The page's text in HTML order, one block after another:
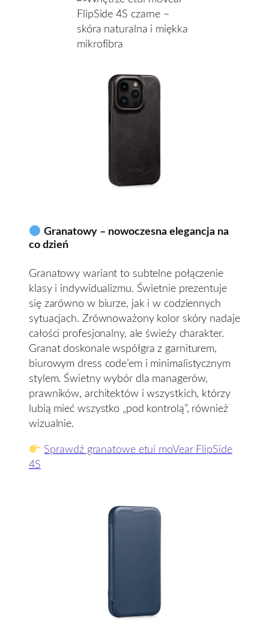
Granatowy – nowoczesna elegancja na
co dzień
Granatowy wariant to subtelne połączenie
klasy i indywidualizmu. Świetnie prezentuje
się zarówno w biurze, jak i w codziennych
sytuacjach. Zrównoważony kolor skóry nadaje
całości profesjonalny, ale świeży charakter.
Granat doskonale współgra z garniturem,
biurowym dress code’em i minimalistycznym
stylem. Świetny wybór dla managerów,
prawników, architektów i wszystkich, którzy
lubią mieć wszystko „pod kontrolą”, również
wizualnie.
Sprawdź granatowe etui moVear FlipSide
4S